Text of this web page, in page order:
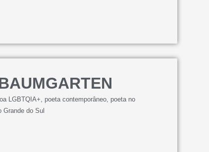
LGBTQIA+, poeta contemporâneo, poeta no
Grande do Sul